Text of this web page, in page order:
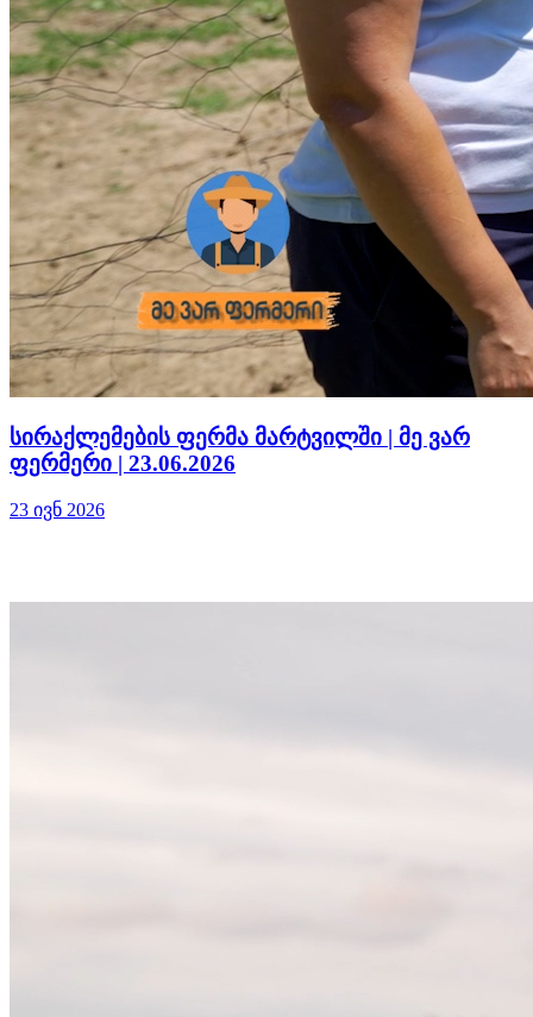
სირაქლემების ფერმა მარტვილში | მე ვარ
ფერმერი | 23.06.2026
23 ივნ 2026